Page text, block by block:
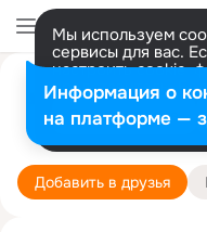
Мы используем
сервисы для вас.
настроить cookie-
представитель.
Разрешить все
Дмитрий
2 ноября
Добавить в друзья
Информация о
на платформе —